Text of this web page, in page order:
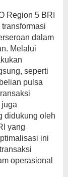
Region 5 BRI
dalam
Melalui
seperti
pulsa
didukung oleh
yang
ini
operasional